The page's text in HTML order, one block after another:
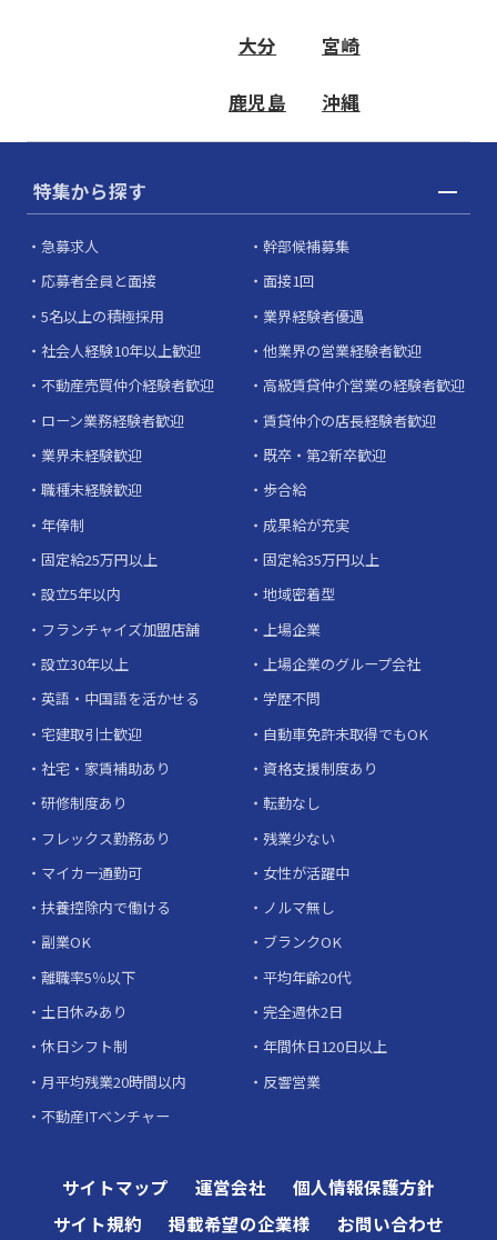
大分 宮崎
鹿児島 沖縄
特集から探す
急募求人
幹部候補募集
応募者全員と面接
面接1回
5名以上の積極採用
業界経験者優遇
社会人経験10年以上歓迎
他業界の営業経験者歓迎
不動産売買仲介経験者歓迎
高級賃貸仲介営業の経験者歓迎
ローン業務経験者歓迎
賃貸仲介の店長経験者歓迎
業界未経験歓迎
既卒・第2新卒歓迎
職種未経験歓迎
歩合給
年俸制
成果給が充実
固定給25万円以上
固定給35万円以上
設立5年以内
地域密着型
フランチャイズ加盟店舗
上場企業
設立30年以上
上場企業のグループ会社
英語・中国語を活かせる
学歴不問
宅建取引士歓迎
自動車免許未取得でもOK
社宅・家賃補助あり
資格支援制度あり
研修制度あり
転勤なし
フレックス勤務あり
残業少ない
マイカー通勤可
女性が活躍中
扶養控除内で働ける
ノルマ無し
副業OK
ブランクOK
離職率5％以下
平均年齢20代
土日休みあり
完全週休2日
休日シフト制
年間休日120日以上
月平均残業20時間以内
反響営業
不動産ITベンチャー
サイトマップ 運営会社
個人情報保護方針
サイト規約
掲載希望の企業様 お問い合わせ